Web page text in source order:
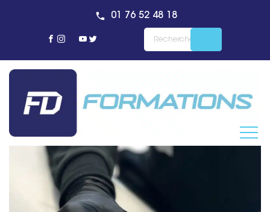
01 76 52 48 18